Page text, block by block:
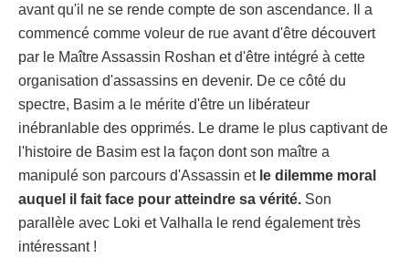
avant qu'il ne se rende compte de son ascendance. Il a
commencé comme voleur de rue avant d'être découvert
par le Maître Assassin Roshan et d'être intégré à cette
organisation d'assassins en devenir. De ce côté du
spectre, Basim a le mérite d'être un libérateur
inébranlable des opprimés. Le drame le plus captivant de
l'histoire de Basim est la façon dont son maître a
manipulé son parcours d'Assassin etle dilemme moral
auquel il fait face pour atteindre sa vérité. Son
parallèle avec Loki et Valhalla le rend également très
intéressant !